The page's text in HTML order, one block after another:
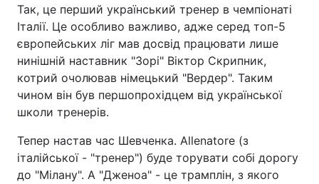
Так, це перший український тренер в чемпіонаті
Італії. Це особливо важливо, адже серед топ-5
європейських ліг мав досвід працювати лише
нинішній наставник "Зорі" Віктор Скрипник,
котрий очолював німецький "Вердер". Таким
чином він був першопрохідцем від української
школи тренерів.
Тепер настав час Шевченка. Allenatore (з
італійської - "тренер") буде торувати собі дорогу
до "Мілану". А "Дженоа" - це трамплін, з якого